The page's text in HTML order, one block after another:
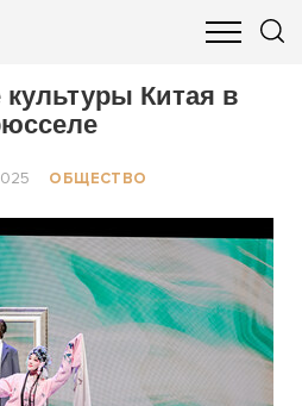
БИЗНЕС И ФИНАНСЫ
Китая в
ОБЩЕСТВО